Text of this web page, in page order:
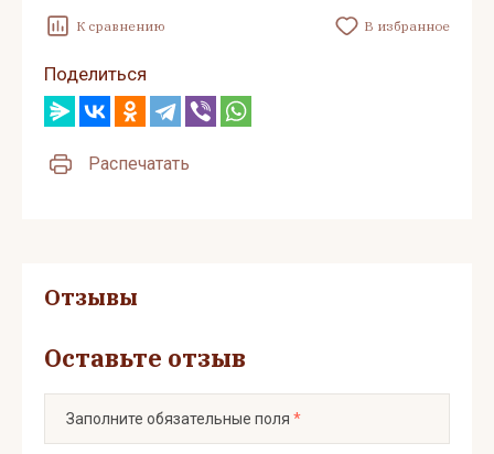
К сравнению В избранное
Поделиться
Распечатать
Отзывы
Оставьте отзыв
Заполните обязательные поля *